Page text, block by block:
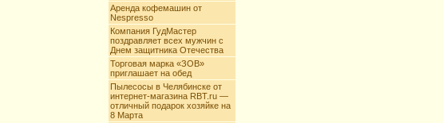
Аренда кофемашин от
Nespresso
Компания ГудМастер
поздравляет всех мужчин с
Днем защитника Отечества
Торговая марка «ЗОВ»
приглашает на обед
Пылесосы в Челябинске от
интернет-магазина RBT.ru —
отличный подарок хозяйке на
8 Марта